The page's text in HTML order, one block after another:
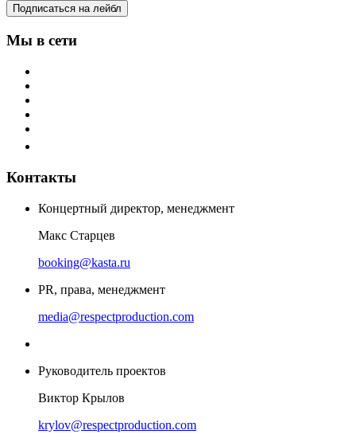
Подписаться на лейбл
Мы в сети
Контакты
Концертный директор, менеджмент
Макс Старцев
booking@kasta.ru
PR, права, менеджмент
media@respectproduction.com
Руководитель проектов
Виктор Крылов
krylov@respectproduction.com